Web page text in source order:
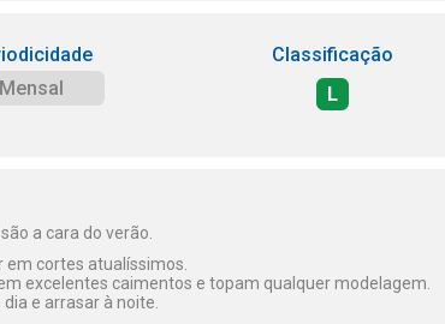
Mensal
Classificação
L
a cara do verão.
em cortes atualíssimos.
excelentes caimentos e topam qualquer modelagem.
e arrasar à noite.